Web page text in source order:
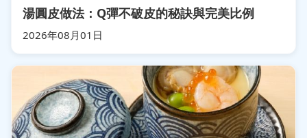
湯圓皮做法：Q彈不破皮的秘訣與完美比例
2026年08月01日